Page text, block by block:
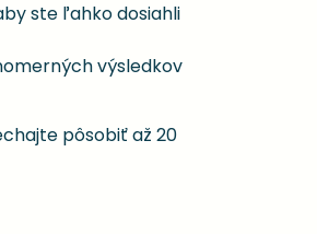
ste ľahko dosiahli
výsledkov
pôsobiť až 20